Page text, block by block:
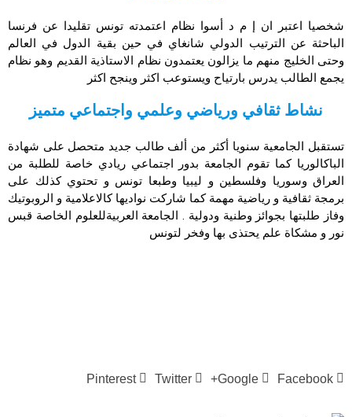
شخصيا اعتبر ان إ م د أسوا نظام اعتمدته تونس تقليدا عن فرنسا
الباحثة عن الترتيب الدولي شانغاي في حين بقية الدول في العالم
وحتى الخليج منهم ما يزالون يعتمدون نظام الاستاذية القديم وهو نظام
يجمع الطالب يدرس بارتياح ويستوعب اكثر وينجح اكثر
نشاط ثقافي ورياضي وعلمي واجتماعي متميز
تستقبل الجامعية سنويا أكثر من ألف طالب جديد متحصل على شهادة
الباكالوريا كما تقوم الجامعة بدور اجتماعي ريادي خاصة للطلبة من
العراق وسوريا وفلسطين و ليبيا وطبعا تونس و تحتوي كذلك على
برمجة ثقافية و رياضية مهمة كما شاركت نواديها كالاعلامية و الروبوتيك
وفاز طلبتها بجوائز وطنية ودولية . الجامعة العربيةللعلوم الخاصة قبس
نور و مشكاة علم يحتذى بها وفخر لتونس
Facebook
Google+
Twitter
Pinterest